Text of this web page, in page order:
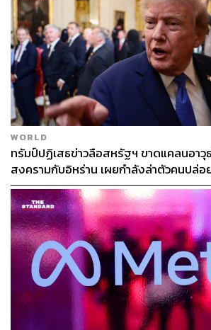
WORLD
ทรัมป์ปฏิเสธข่าวลือสหรัฐฯ ขาดแคลนอาวุ
สงครามกับอิหร่าน เผยกำลังล่าตัวคนปล่อ